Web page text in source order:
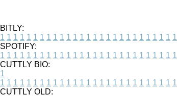
BITLY:
1 1 1 1 1 1 1 1 1 1 1 1 1 1 1 1 1 1 1 1 1 1 1 1 1 1 1
SPOTIFY:
1 1 1 1 1 1 1 1 1 1 1 1 1 1 1 1 1 1 1 1 1 1 1 1 1 1 1
CUTTLY BIO:
1
1 1 1 1 1 1 1 1 1 1 1 1 1 1 1 1 1 1 1 1 1 1 1 1 1 1 1
CUTTLY OLD: